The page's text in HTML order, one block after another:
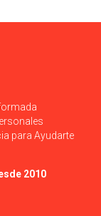
para Ayudarte
2010